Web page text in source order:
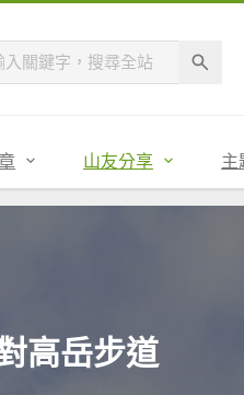
山友分享 主
高岳步道